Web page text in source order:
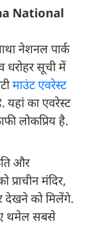
National
नेशनल पार्क
सूची में
माउंट एवरेस्ट
यहां का एवरेस्ट
लोकप्रिय है.
और
मंदिर,
देखने को मिलेंगे.
थमेल सबसे